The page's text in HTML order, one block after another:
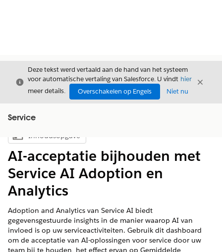
Sluiten
Deze tekst werd vertaald aan de hand van het systeem
voor automatische vertaling van Salesforce. U vindt hier
meer details.
Overschakelen op Engels Niet nu
Sluiten
Service
Inhoudsopgave weergeven
Inhoudsopgave
AI-acceptatie bijhouden met
Service AI Adoption en
Analytics
Adoption and Analytics van Service AI biedt
gegevensgestuurde insights in de manier waarop AI van
invloed is op uw serviceactiviteiten. Gebruik dit dashboard
om de acceptatie van AI-oplossingen voor service door uw
team bij te houden, het effect ervan op Gemiddelde